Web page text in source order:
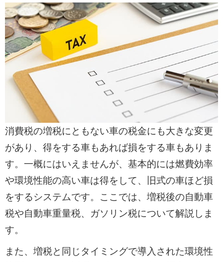
消費税の増税にともない車の税金にも大きな変更
があり、得をする車もあれば損をする車もありま
す。一概にはいえませんが、基本的には燃費効率
や環境性能の高い車は得をして、旧式の車ほど損
をするシステムです。ここでは、増税後の自動車
税や自動車重量税、ガソリン税について解説しま
す。
また、増税と同じタイミングで導入された環境性